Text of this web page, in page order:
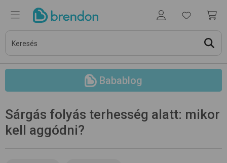
Babablog
Sárgás folyás terhesség alatt: mikor
kell aggódni?